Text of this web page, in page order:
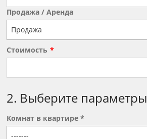
Продажа / Аренда
Продажа
Стоимость
2. Выберите параметры
Комнат в квартире *
-------